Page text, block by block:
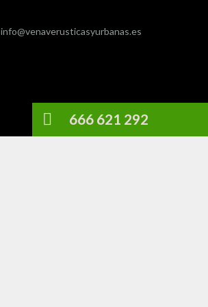
info@venaverusticasyurbanas.es
666 621 292